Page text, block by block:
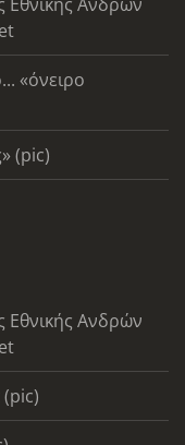
«όνειρο
(pic)
Ανδρών